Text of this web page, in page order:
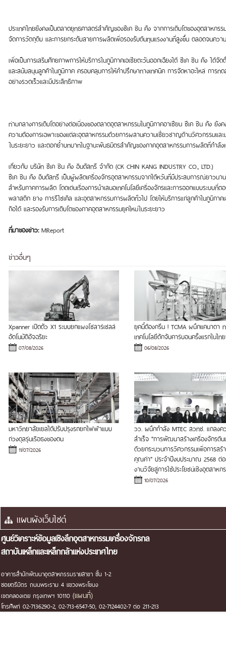
ประเทศไทยยังคงเป็นตลาดยุทธศาสตร์สำคัญของซีเค ชิน คัง จากการเติบโตของอุตสาหก
จัดการวัตถุดิบ และการยกระดับสายการผลิตเพื่อรองรับต้นทุนแรงงานที่สูงขึ้น ตลอดจนคว
เพื่อเป็นการเสริมศักยภาพการให้บริการในภูมิภาคเอเชียตะวันออกเฉียงใต้ ซีเค ชิน คัง ไ
และสนับสนุนลูกค้าในภูมิภาค ครอบคลุมการให้คำปรึกษาทางเทคนิค การจัดหาอะไหล่ การท
อย่างรวดเร็วและมีประสิทธิภาพ
ท่ามกลางการเติบโตอย่างต่อเนื่องของตลาดอุตสาหกรรมในภูมิภาคอาเซียน ซีเค ชิน คัง ยั
ความต้องการเฉพาะของแต่ละอุตสาหกรรมด้วยการผสานความเชี่ยวชาญด้านวิศวกรรมแ
ในระยะยาว และตอกย้ำบทบาทในฐานะพันธมิตรสำคัญของภาคอุตสาหกรรมการผลิตที่กำลัง
เกี่ยวกับ บริษัท ซีเค ชิน คัง อินดัสทรี จำกัด (CK CHIN KANG INDUSTRY CO., LTD.)
ซีเค ชิน คัง อินดัสทรี เป็นผู้ผลิตเครื่องจักรอุตสาหกรรมจากไต้หวันที่มีประสบการณ์ยาว
สำหรับภาคการผลิต โดดเด่นเรื่องการนำเสนอเทคโนโลยีเครื่องจักรและการออกแบบระบ
พลาสติก ยาง การรีไซเคิล และอุตสาหกรรมการผลิตทั่วไป โดยให้บริการแก่ลูกค้าในภูมิภา
ถือได้ และรองรับการเติบโตของภาคอุตสาหกรรมยุคใหม่ในระยะยาว
ที่มาของข่าว: MReport
ข่าวอื่นๆ
Xpanner เปิดตัว X1 ระบบยกแผงโซลาร์เซลล์
อัตโนมัติอัจฉริยะ
07/08/2026
ยุคนี้ต้องกรีน ! TCMA ผนึกแคนาดา
เทคโนโลยีดักจับคาร์บอนครั้งแรกในไทย
06/08/2026
มหาวิทยาลัยเยลได้ปรับปรุงรถยกไฟฟ้าแบบ
ถ่วงดุลรุ่นเรือธงของตน
11/07/2026
วว. ผนึกกำลัง MTEC สวทช. แถลงค
สำเร็จ "การพัฒนาสร้างเครื่องจักรต้
ด้วยกระบวนการวิศวกรรมเพื่อการสร้
คุณค่า" ประจำปีงบประมาณ 2568 ต่
งานวิจัยสู่การใช้ประโยชน์เชิงอุตสาหก
10/07/2026
แผนผังเว็บไซต์
ศูนย์วิเคราะห์ข้อมูลเชิงลึกอุตสาหกรรมเครื่องจักรกล
สถาบันเหล็กและเหล็กกล้าแห่งประเทศไทย
อาคารสำนักพัฒนาอุตสาหกรรมรายสาขา ชั้น 1-2
ซอยตรีมิตร ถนนพระราม 4 แขวงพระโขนง
เขตคลองเตย กรุงเทพฯ 10110 (แผนที่)
โทรศัพท์ 02-7136290-2, 02-713-6547-50, 02-7124402-7 ต่อ 211-213